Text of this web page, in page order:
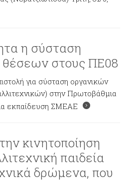
η σύσταση
στους ΠΕ08
για σύσταση οργανικών
στην Πρωτοβάθμια
εκπαίδευση ΣΜΕΑΕ
κινητοποίηση
παιδεία
δρώμενα, που